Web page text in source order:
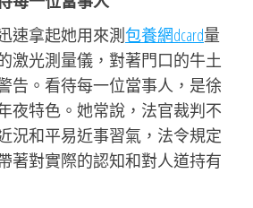
速拿起她用來測包養網dcard量
激光測量儀，對著門口的牛土
告。看待每一位當事人，是徐
夜特色。她常說，法官裁判不
況和平易近事習氣，法令規定
著對實際的認知和對人道持有